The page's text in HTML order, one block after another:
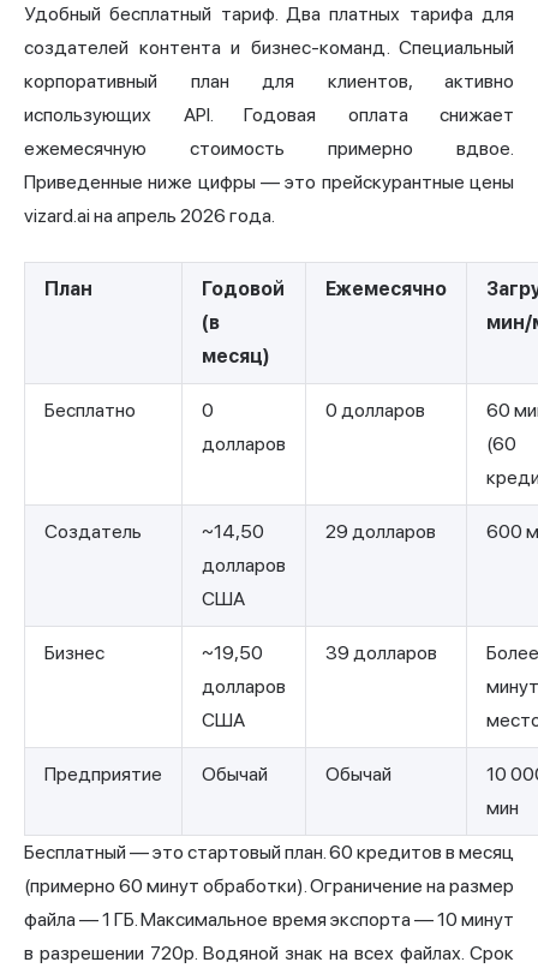
Удобный бесплатный тариф. Два платных тарифа для
создателей контента и бизнес-команд. Специальный
корпоративный план для клиентов, активно
использующих API. Годовая оплата снижает
ежемесячную стоимость примерно вдвое.
Приведенные ниже цифры — это прейскурантные цены
vizard.ai на апрель 2026 года.
План
Годовой
(в
месяц)
Ежемесячно
мин/
Бесплатно
0
долларов
0 долларов
60
(60
Создатель
~14,50
долларов
США
29 долларов 600
Бизнес
~19,50
долларов
США
39 долларов
Предприятие Обычай Обычай
10
мин
Бесплатный — это стартовый план. 60 кредитов в месяц
(примерно 60 минут обработки). Ограничение на размер
файла — 1 ГБ. Максимальное время экспорта — 10 минут
в разрешении 720p. Водяной знак на всех файлах. Срок